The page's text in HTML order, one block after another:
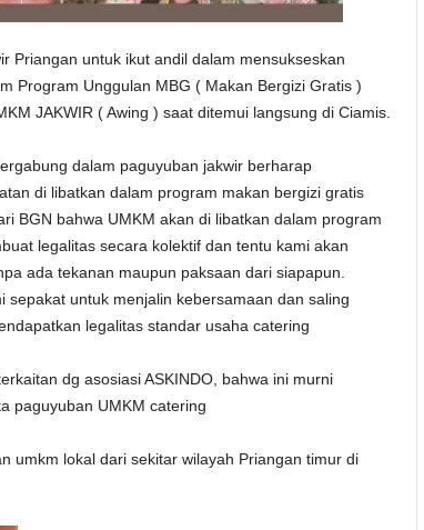
Priangan untuk ikut andil dalam mensukseskan
Program Unggulan MBG ( Makan Bergizi Gratis )
JAKWIR ( Awing ) saat ditemui langsung di Ciamis.
dalam paguyuban jakwir berharap
di libatkan dalam program makan bergizi gratis
BGN bahwa UMKM akan di libatkan dalam program
legalitas secara kolektif dan tentu kami akan
ada tekanan maupun paksaan dari siapapun.
untuk menjalin kebersamaan dan saling
legalitas standar usaha catering
dg asosiasi ASKINDO, bahwa ini murni
paguyuban UMKM catering
umkm lokal dari sekitar wilayah Priangan timur di